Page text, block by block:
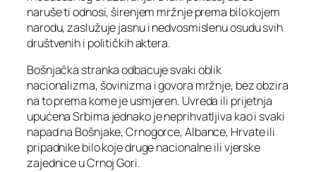
naruše ti odnosi, širenjem mržnje prema bilo kojem
narodu, zaslužuje jasnu i nedvosmislenu osudu svih
društvenih i političkih aktera.
Bošnjačka stranka odbacuje svaki oblik
nacionalizma, šovinizma i govora mržnje, bez obzira
na to prema kome je usmjeren. Uvreda ili prijetnja
upućena Srbima jednako je neprihvatljiva kao i svaki
napad na Bošnjake, Crnogorce, Albance, Hrvate ili
pripadnike bilo koje druge nacionalne ili vjerske
zajednice u Crnoj Gori.